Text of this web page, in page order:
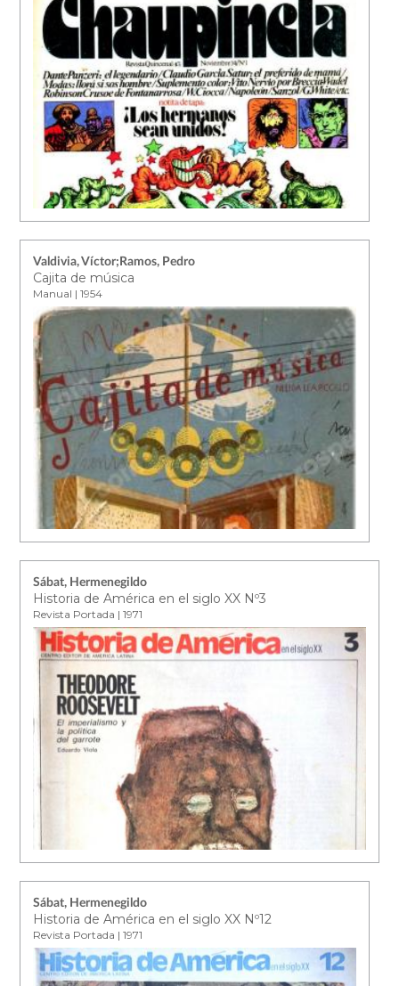
Valdivia, Víctor;Ramos, Pedro
Cajita de música
Manual | 1954
Sábat, Hermenegildo
Historia de América en el siglo XX Nº3
Revista Portada | 1971
Sábat, Hermenegildo
Historia de América en el siglo XX Nº12
Revista Portada | 1971